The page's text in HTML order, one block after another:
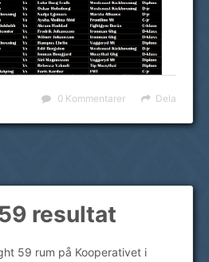
Dela
0 Kommentarer
resultat
59 rum på Kooperativet i